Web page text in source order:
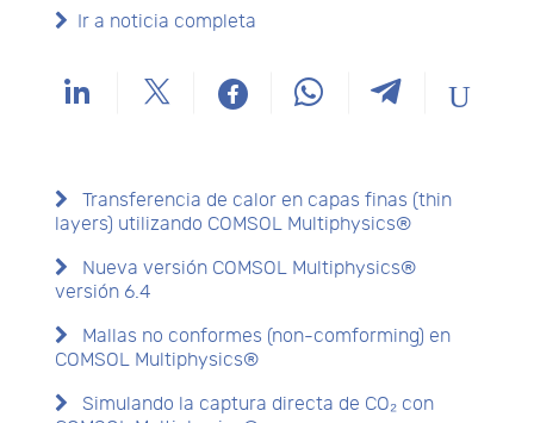
Ir a noticia completa
Transferencia de calor en capas finas (thin
layers) utilizando COMSOL Multiphysics®
Nueva versión COMSOL Multiphysics®
versión 6.4
Mallas no conformes (non-comforming) en
COMSOL Multiphysics®
Simulando la captura directa de CO₂ con